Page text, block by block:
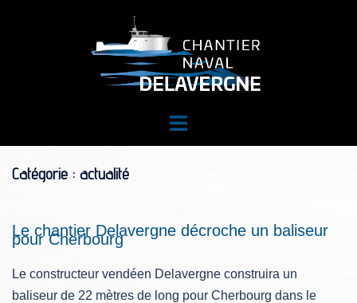
Ouvrir/fermer
Catégorie : actualité
Le chantier Delavergne décroche un baliseur
pour Cherbourg
Le constructeur vendéen Delavergne construira un
baliseur de 22 mètres de long pour Cherbourg dans le